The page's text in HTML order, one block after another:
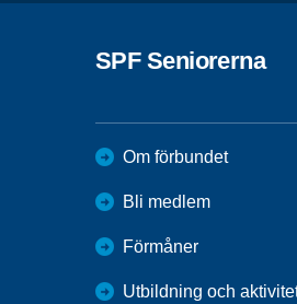
SPF Seniorerna
Om förbundet
Bli medlem
Förmåner
Utbildning och